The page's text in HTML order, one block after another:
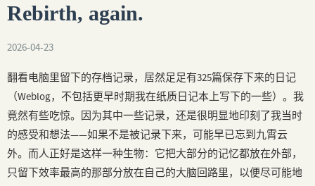
Rebirth, again.
2026-04-23
翻看电脑里留下的存档记录，居然足足有325篇保存下来的日记
（Weblog，不包括更早时期我在纸质日记本上写下的一些）。我
竟然有些吃惊。因为其中一些记录，还是很明显地印刻了我当时
的感受和想法——如果不是被记录下来，可能早已忘到九霄云
外。而人正好是这样一种生物：它把大部分的记忆都放在外部，
只留下效率最高的那部分放在自己的大脑回路里，以便尽可能地